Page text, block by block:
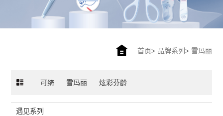
首页> 品牌系列 > 雪玛丽
可绮 雪玛丽 炫彩芬龄
遇见系列